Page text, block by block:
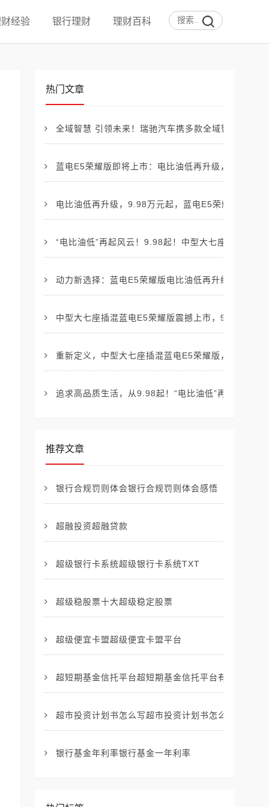
经验 银行理财 理财百科
热门文章
全域智慧 引领未来！瑞驰汽车携多款全域智慧新品
蓝电E5荣耀版即将上市：电比油低再升级，起售价仅
电比油低再升级，9.98万元起，蓝电E5荣耀版震撼登
“电比油低”再起风云！9.98起！中型大七座插混蓝电
动力新选择：蓝电E5荣耀版电比油低再升级，9.98万
中型大七座插混蓝电E5荣耀版震撼上市，9.98起！
重新定义，中型大七座插混蓝电E5荣耀版，价格9.98
追求高品质生活，从9.98起！“电比油低”再起战局，
推荐文章
银行合规罚则体会银行合规罚则体会感悟
超融投资超融贷款
超级银行卡系统超级银行卡系统TXT
超级稳股票十大超级稳定股票
超级便宜卡盟超级便宜卡盟平台
超短期基金信托平台超短期基金信托平台有哪些
超市投资计划书怎么写超市投资计划书怎么写的
银行基金年利率银行基金一年利率